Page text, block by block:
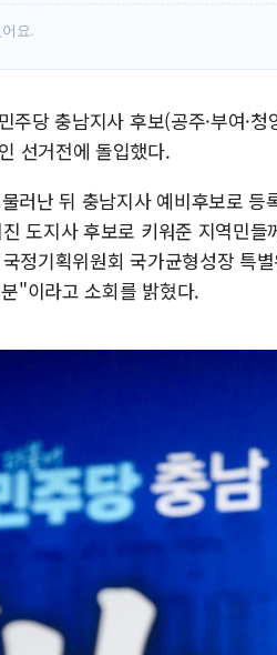
요.
당 충남지사 후보(공주·부여·
선거전에 돌입했다.
러난 뒤 충남지사 예비후보로
도지사 후보로 키워준 지역민들
정기획위원회 국가균형성장 특
"이라고 소회를 밝혔다.